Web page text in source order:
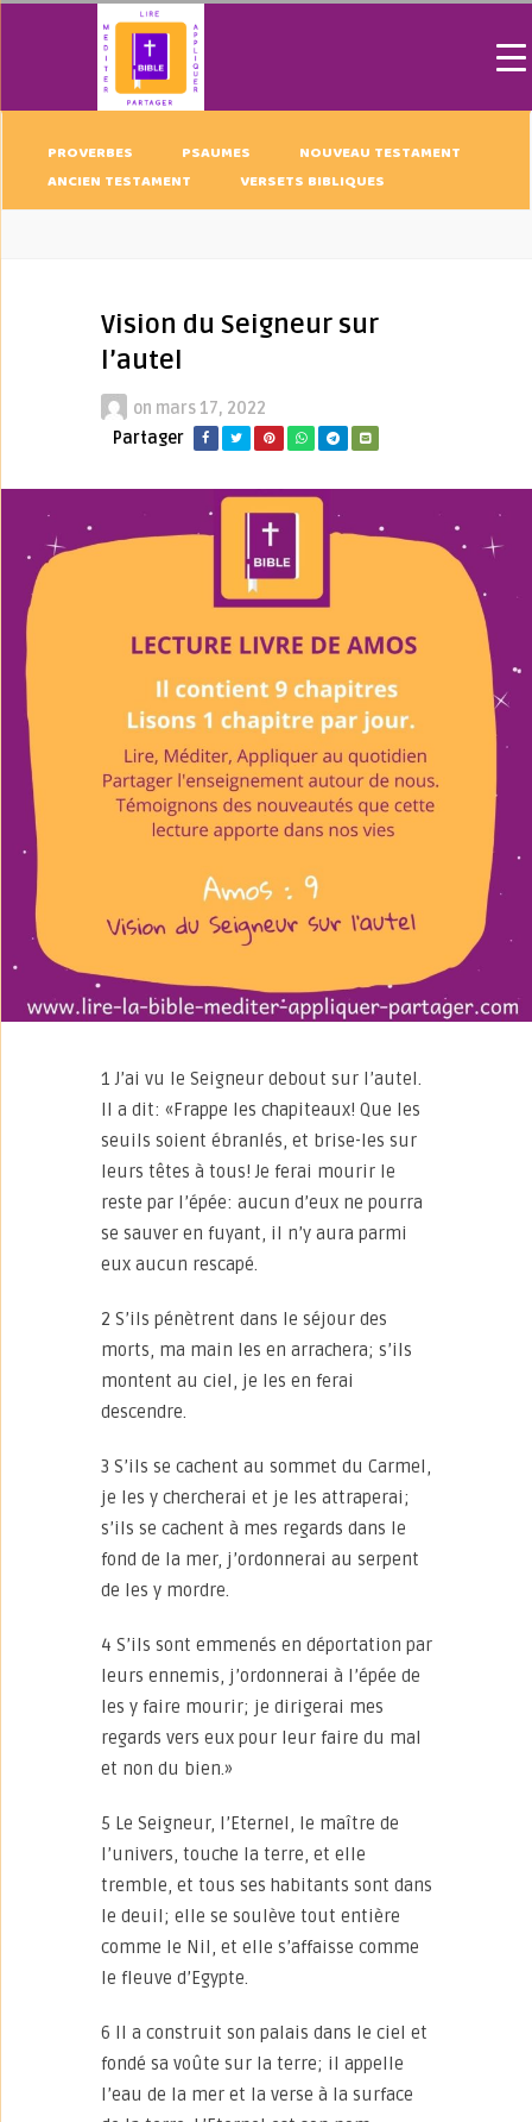
PROVERBES PSAUMES
NOUVEAU TESTAMENT
ANCIEN TESTAMENT
VERSETS BIBLIQUES
Vision du Seigneur sur
l’autel
on mars 17, 2022
Partager
1 J’ai vu le Seigneur debout sur l’autel.
Il a dit: «Frappe les chapiteaux! Que les
seuils soient ébranlés, et brise-les sur
leurs têtes à tous! Je ferai mourir le
reste par l’épée: aucun d’eux ne pourra
se sauver en fuyant, il n’y aura parmi
eux aucun rescapé.
2 S’ils pénètrent dans le séjour des
morts, ma main les en arrachera; s’ils
montent au ciel, je les en ferai
descendre.
3 S’ils se cachent au sommet du Carmel,
je les y chercherai et je les attraperai;
s’ils se cachent à mes regards dans le
fond de la mer, j’ordonnerai au serpent
de les y mordre.
4 S’ils sont emmenés en déportation par
leurs ennemis, j’ordonnerai à l’épée de
les y faire mourir; je dirigerai mes
regards vers eux pour leur faire du mal
et non du bien.»
5 Le Seigneur, l’Eternel, le maître de
l’univers, touche la terre, et elle
tremble, et tous ses habitants sont dans
le deuil; elle se soulève tout entière
comme le Nil, et elle s’affaisse comme
le fleuve d’Egypte.
6 Il a construit son palais dans le ciel et
fondé sa voûte sur la terre; il appelle
l’eau de la mer et la verse à la surface